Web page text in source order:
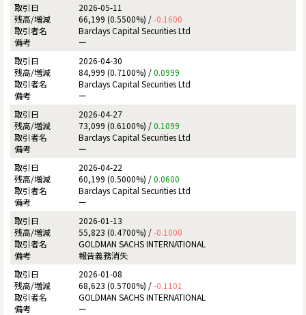
2026-05-11
66,199 (0.5500%) /-0.1600
Barclays Capital Securities Ltd
ー
2026-04-30
84,999 (0.7100%) /0.0999
Barclays Capital Securities Ltd
ー
2026-04-27
73,099 (0.6100%) /0.1099
Barclays Capital Securities Ltd
ー
2026-04-22
60,199 (0.5000%) /0.0600
Barclays Capital Securities Ltd
ー
2026-01-13
55,823 (0.4700%) /-0.1000
GOLDMAN SACHS INTERNATIONAL
報告義務消失
2026-01-08
68,623 (0.5700%) /-0.1101
GOLDMAN SACHS INTERNATIONAL
ー